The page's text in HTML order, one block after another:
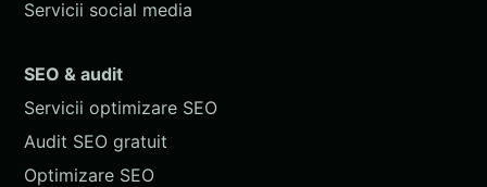
Servicii social media
SEO & audit
Servicii optimizare SEO
Audit SEO gratuit
Optimizare SEO